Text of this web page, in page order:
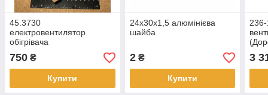
45.3730
електровентилятор
обігрівача
750 ₴
Купити
24х30х1,5 алюмінієва
шайба
2₴
Купити
3